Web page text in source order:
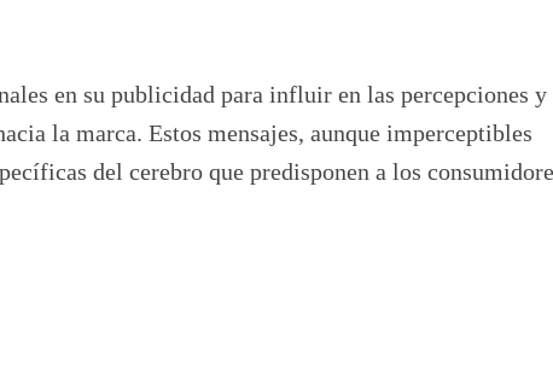
en su publicidad para influir en las percepciones y
la marca. Estos mensajes, aunque imperceptibles
del cerebro que predisponen a los